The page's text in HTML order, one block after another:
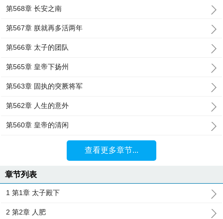
第568章 长安之南
第567章 朕就再多活两年
第566章 太子的团队
第565章 皇帝下扬州
第563章 固执的突厥将军
第562章 人生的意外
第560章 皇帝的清闲
查看更多章节...
章节列表
1 第1章 太子殿下
2 第2章 人肥